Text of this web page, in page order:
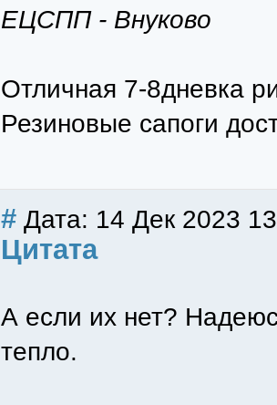
ЕЦСПП - Внуково
Отличная 7-8дневка
Резиновые сапоги
# Дата: 14 Дек 2023
Цитата
А если их нет?
тепло.